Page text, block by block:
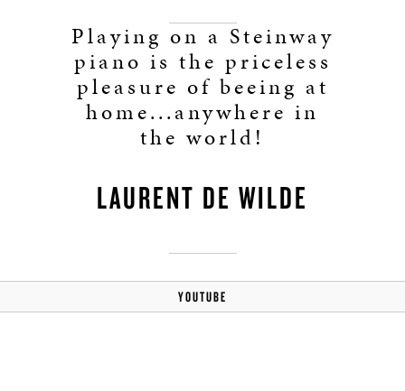
Playing on a Steinway
piano is the priceless
pleasure of beeing at
home...anywhere in
the world!
LAURENT DE WILDE
YOUTUBE